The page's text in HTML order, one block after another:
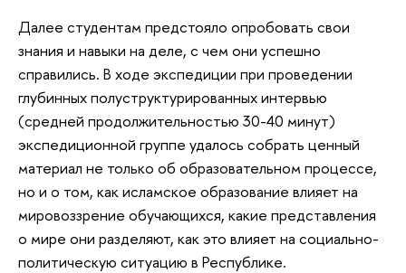
Далее студентам предстояло опробовать свои
знания и навыки на деле, с чем они успешно
справились. В ходе экспедиции при проведении
глубинных полуструктурированных интервью
(средней продолжительностью 30-40 минут)
экспедиционной группе удалось собрать ценный
материал не только об образовательном процессе,
но и о том, как исламское образование влияет на
мировоззрение обучающихся, какие представления
о мире они разделяют, как это влияет на социально-
политическую ситуацию в Республике.